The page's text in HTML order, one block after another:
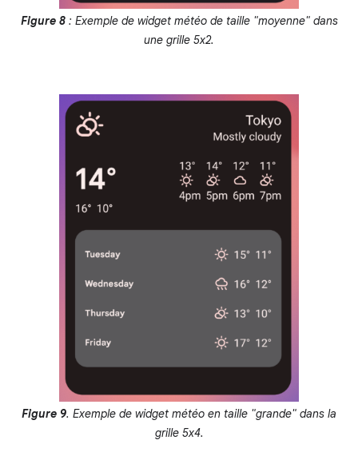
Figure 8: Exemple de widget météo de taille "moyenne" dans
une grille 5x2.
Figure 9. Exemple de widget météo en taille "grande" dans la
grille 5x4.